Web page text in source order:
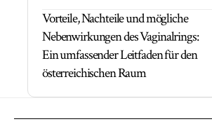
Vorteile, Nachteile und mögliche
Nebenwirkungen des Vaginalrings:
Ein umfassender Leitfaden für den
österreichischen Raum